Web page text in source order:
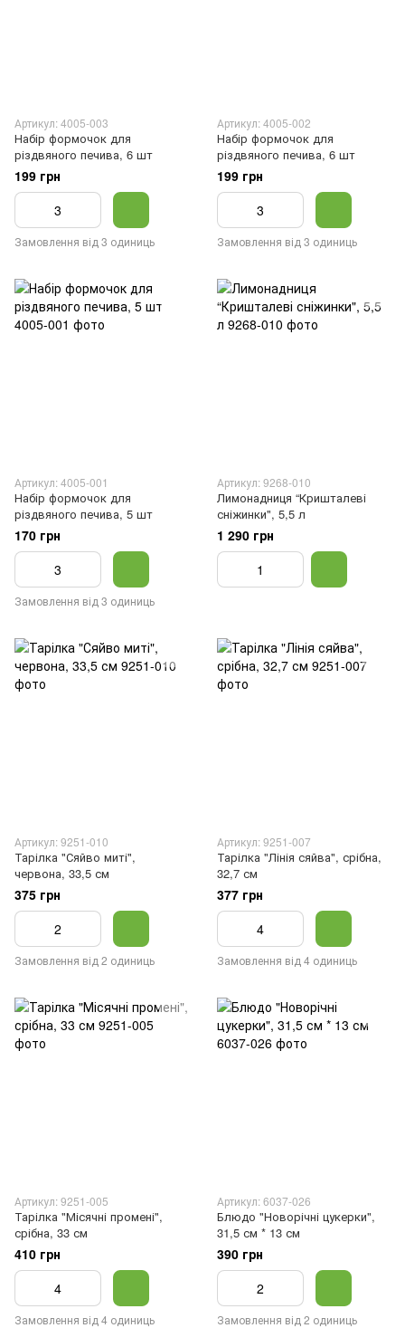
Артикул: 4005-003
Набір формочок для
різдвяного печива, 6 шт
199 грн
Замовлення від 3 одиниць
Артикул: 4005-002
Набір формочок для
різдвяного печива, 6 шт
199 грн
Замовлення від 3 одиниць
Артикул: 4005-001
Набір формочок для
різдвяного печива, 5 шт
170 грн
Замовлення від 3 одиниць
Артикул: 9268-010
Лимонадниця “Кришталеві
сніжинки", 5,5 л
1 290 грн
Артикул: 9251-010
Тарілка "Сяйво миті",
червона, 33,5 см
375 грн
Замовлення від 2 одиниць
Артикул: 9251-007
Тарілка "Лінія сяйва", срібна,
32,7 см
377 грн
Замовлення від 4 одиниць
Артикул: 9251-005
Тарілка "Місячні промені",
срібна, 33 см
410 грн
Замовлення від 4 одиниць
Артикул: 6037-026
Блюдо "Новорічні цукерки",
31,5 см * 13 см
390 грн
Замовлення від 2 одиниць